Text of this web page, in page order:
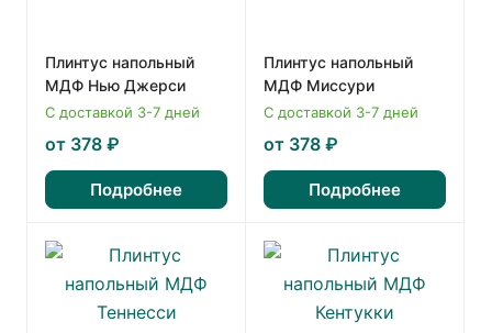
Плинтус напольный
МДФ Нью Джерси
С доставкой 3-7 дней
от 378 ₽
Подробнее
Плинтус напольный
МДФ Миссури
С доставкой 3-7 дней
от 378 ₽
Подробнее